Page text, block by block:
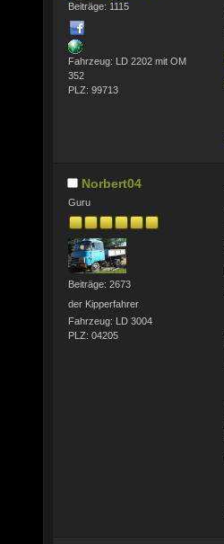
Beiträge: 1115
Fahrzeug: LD 2202 mit OM
352
PLZ: 99713
Norbert04
Guru
Beiträge: 2673
der Kipperfahrer
Fahrzeug: LD 3004
PLZ: 04205